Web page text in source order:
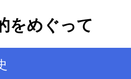
をめぐって